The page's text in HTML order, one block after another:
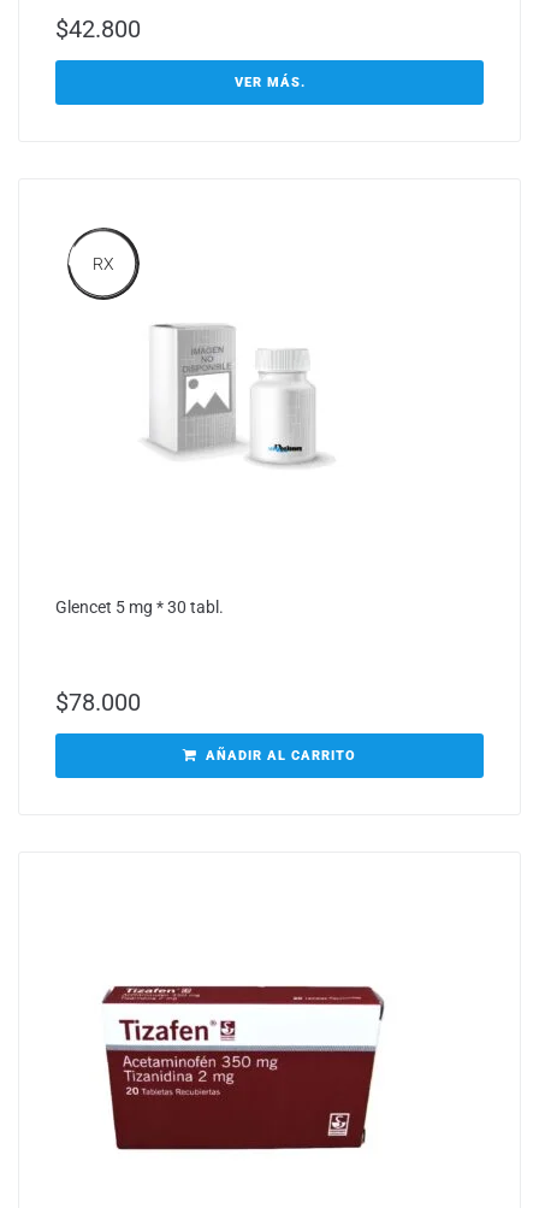
$42.800
VER MÁS.
RX
Glencet 5 mg * 30 tabl.
$78.000
AÑADIR AL CARRITO